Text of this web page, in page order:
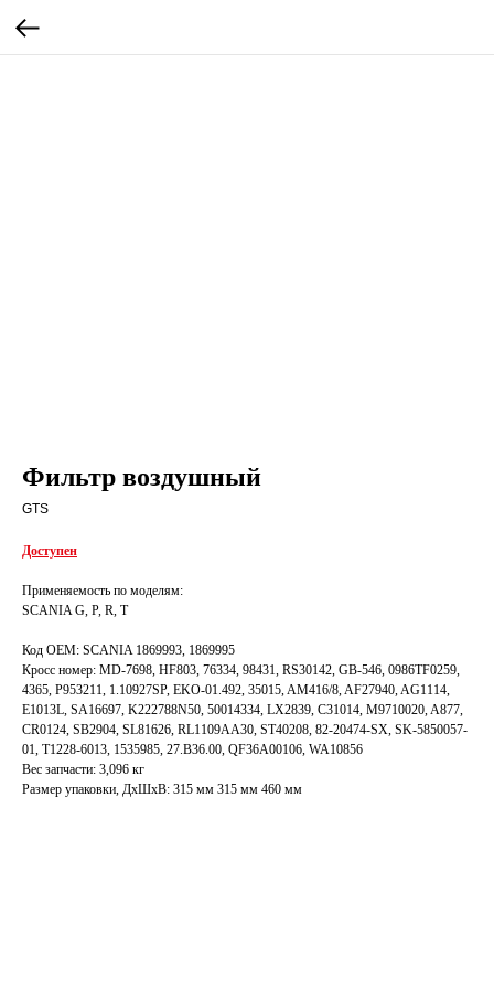
Фильтр воздушный
GTS
Доступен
Применяемость по моделям:
SCANIA G, P, R, T
Код OEM: SCANIA 1869993, 1869995
Кросс номер: MD-7698, HF803, 76334, 98431, RS30142, GB-546, 0986TF0259,
4365, P953211, 1.10927SP, EKO-01.492, 35015, AM416/8, AF27940, AG1114,
E1013L, SA16697, K222788N50, 50014334, LX2839, C31014, M9710020, A877,
CR0124, SB2904, SL81626, RL1109AA30, ST40208, 82-20474-SX, SK-5850057-
01, T1228-6013, 1535985, 27.B36.00, QF36A00106, WA10856
Вес запчасти: 3,096 кг
Размер упаковки, ДxШxВ: 315 мм 315 мм 460 мм